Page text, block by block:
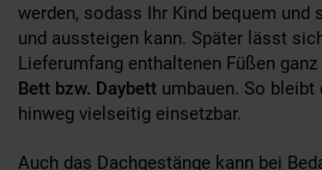
werden, sodass Ihr Kind bequem und
und aussteigen kann. Später lässt
Lieferumfang enthaltenen Füßen
Bett bzw. Daybett umbauen. So
hinweg vielseitig einsetzbar.
Auch das Dachgestänge kann bei